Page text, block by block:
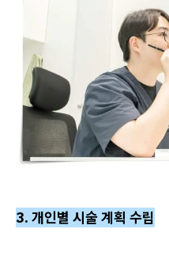
3. 개인별 시술 계획 수립